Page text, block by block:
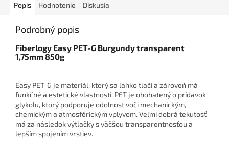
Popis Hodnotenie Diskusia
Podrobný popis
Fiberlogy Easy PET-G Burgundy transparent
1,75mm 850g
Easy PET-G je materiál, ktorý sa ľahko tlačí a zároveň má
funkčné a estetické vlastnosti. PET je obohatený o prídavok
glykolu, ktorý podporuje odolnosť voči mechanickým,
chemickým a atmosférickým vplyvom. Veľmi dobrá tekutosť
má za následok výtlačky s väčšou transparentnosťou a
lepším spojením vrstiev.